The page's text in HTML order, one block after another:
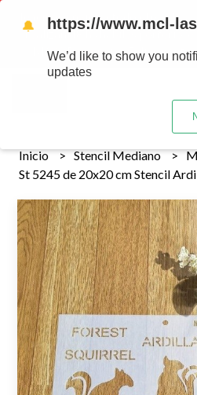
Tenemos envios a todo el
realizan 48 hs habiles
MAYOR se envian 7 dias
Inicio Stencil Mediano
St 5245 de 20x20 cm Stencil
🔔 https://www.mcl-
We’d like to show you
updates